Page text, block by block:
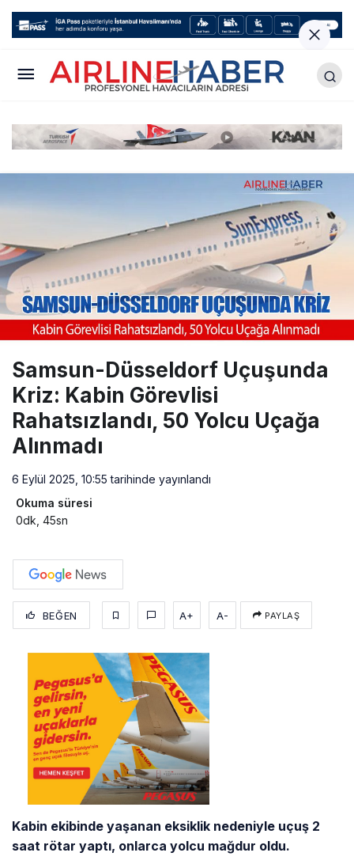
Samsun-Düsseldorf Uçuşunda
Kriz: Kabin Görevlisi
Rahatsızlandı, 50 Yolcu Uçağa
Alınmadı
6 Eylül 2025, 10:55 tarihinde yayınlandı
Okuma süresi
0dk, 45sn
BEĞEN A+ A- PAYLAŞ
Kabin ekibinde yaşanan eksiklik nedeniyle uçuş 2
saat rötar yaptı, onlarca yolcu mağdur oldu.